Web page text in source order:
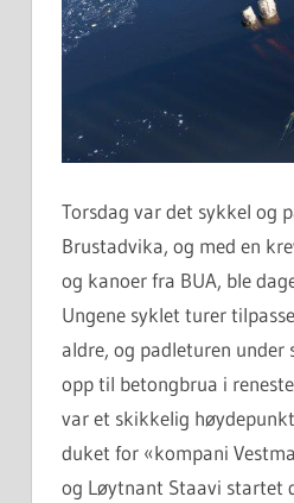
Torsdag var det sykkel og
Brustadvika, og med en
og kanoer fra BUA, ble
Ungene syklet turer
aldre, og padleturen under
opp til betongbrua i
var et skikkelig
duket for «kompani
og Løytnant Staavi startet